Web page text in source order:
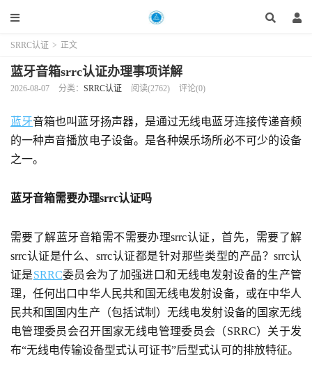
SRRC认证 > 正文
蓝牙音箱srrc认证办理事项详解
2026-08-07 分类： SRRC认证 阅读(2762) 评论(0)
蓝牙音箱也叫蓝牙扬声器，是通过无线电蓝牙连接传递音频
的一种声音播放电子设备。是各种娱乐场所必不可少的设备
之一。
蓝牙音箱需要办理srrc认证吗
需要了解蓝牙音箱需不需要办理srrc认证，首先，需要了解
srrc认证是什么、srrc认证都是针对那些类型的产品？srrc认
证是SRRC委员会为了加强进口和无线电发射设备的生产管
理，任何出口中华人民共和国无线电发射设备，或在中华人
民共和国国内生产（包括试制）无线电发射设备的国家无线
电管理委员会召开国家无线电管理委员会（SRRC）关于发
布“无线电传输设备型式认可证书”后型式认可的排放特征。